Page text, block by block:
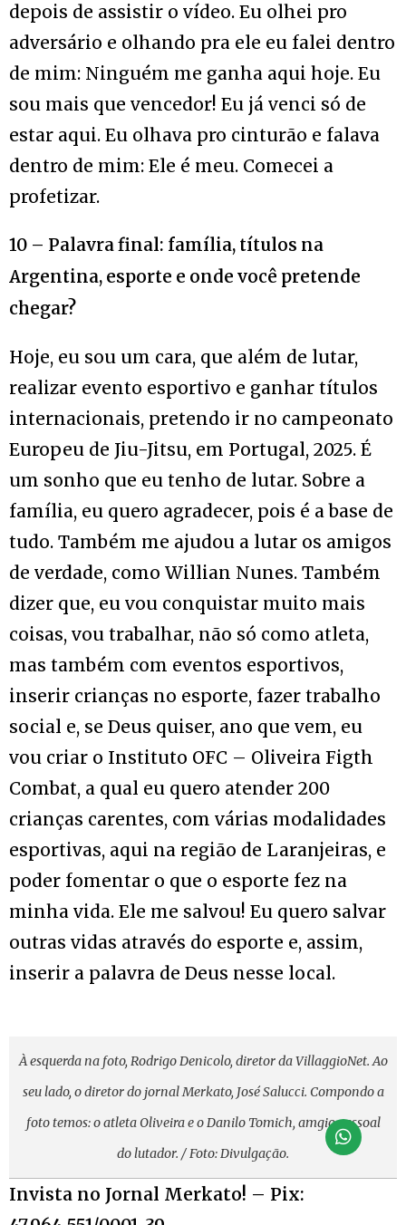
depois de assistir o vídeo. Eu olhei pro
adversário e olhando pra ele eu falei dentro
de mim: Ninguém me ganha aqui hoje. Eu
sou mais que vencedor! Eu já venci só de
estar aqui. Eu olhava pro cinturão e falava
dentro de mim: Ele é meu. Comecei a
profetizar.
10 – Palavra final: família, títulos na
Argentina, esporte e onde você pretende
chegar?
Hoje, eu sou um cara, que além de lutar,
realizar evento esportivo e ganhar títulos
internacionais, pretendo ir no campeonato
Europeu de Jiu-Jitsu, em Portugal, 2025. É
um sonho que eu tenho de lutar. Sobre a
família, eu quero agradecer, pois é a base de
tudo. Também me ajudou a lutar os amigos
de verdade, como Willian Nunes. Também
dizer que, eu vou conquistar muito mais
coisas, vou trabalhar, não só como atleta,
mas também com eventos esportivos,
inserir crianças no esporte, fazer trabalho
social e, se Deus quiser, ano que vem, eu
vou criar o Instituto OFC – Oliveira Figth
Combat, a qual eu quero atender 200
crianças carentes, com várias modalidades
esportivas, aqui na região de Laranjeiras, e
poder fomentar o que o esporte fez na
minha vida. Ele me salvou! Eu quero salvar
outras vidas através do esporte e, assim,
inserir a palavra de Deus nesse local.
À esquerda na foto, Rodrigo Denicolo, diretor da VillaggioNet. Ao
seu lado, o diretor do jornal Merkato, José Salucci. Compondo a
foto temos: o atleta Oliveira e o Danilo Tomich, amgio pessoal
do lutador. / Foto: Divulgação.
Invista no Jornal Merkato! – Pix: